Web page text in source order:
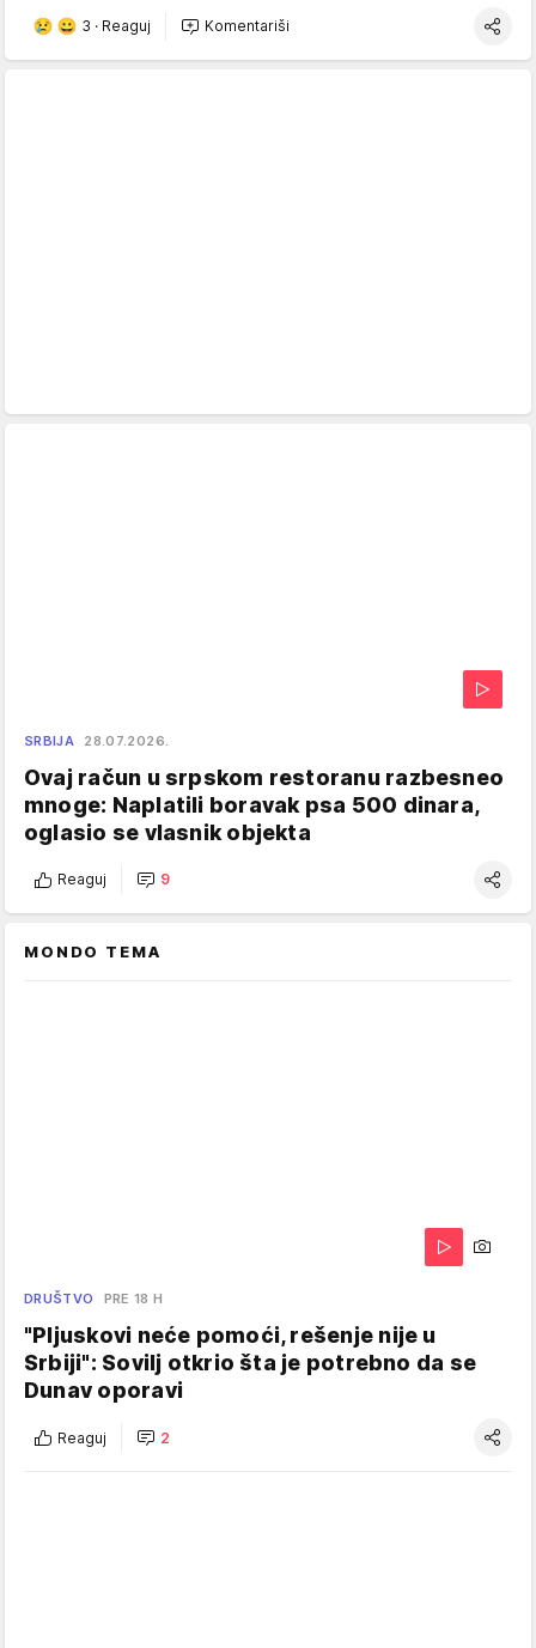
3 · Reaguj Komentariši
SRBIJA 28.07.2026.
Ovaj račun u srpskom restoranu razbesneo
mnoge: Naplatili boravak psa 500 dinara,
oglasio se vlasnik objekta
Reaguj 9
MONDO TEMA
DRUŠTVO PRE 18 H
"Pljuskovi neće pomoći, rešenje nije u
Srbiji": Sovilj otkrio šta je potrebno da se
Dunav oporavi
Reaguj 2